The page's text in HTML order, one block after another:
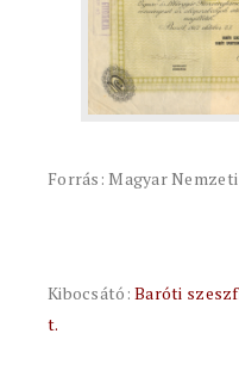
Forrás: Magyar
Kibocsátó:Baróti
t.